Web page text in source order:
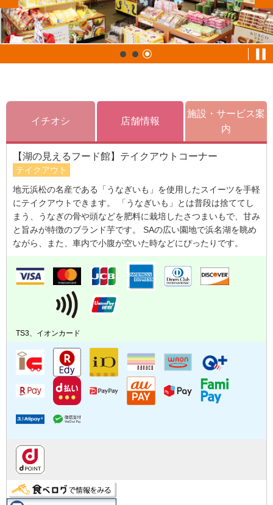
イチオシ 店舗情報
施設・サービス案
内
【湖の見えるフード館】テイクアウトコーナー
テイクアウト
地元浜松の名産である「うなぎいも」を使用したスイーツを手軽
にテイクアウトできます。 「うなぎいも」とは普段は捨ててし
まう、うなぎの骨や頭などを肥料に栽培したさつまいもで、甘み
と旨みが特徴のブランド芋です。 SAの広い園地で浜名湖を眺め
ながら、また、車内で小腹が空いた時などにぴったりです。
TS3、イオンカード